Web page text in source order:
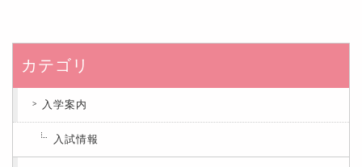
カテゴリ
入学案内
入試情報